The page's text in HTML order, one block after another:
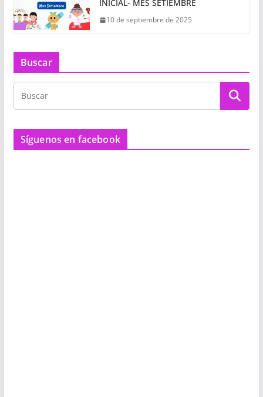
INICIAL- MES SETIEMBRE
10 de septiembre de 2025
Buscar
Síguenos en facebook